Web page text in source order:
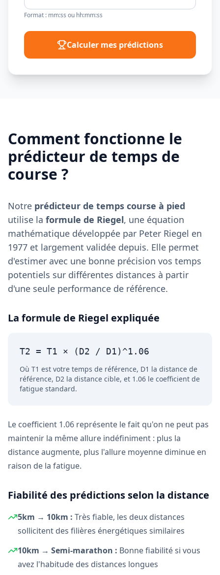
Format : mm:ss ou hh:mm:ss
Calculer mes prédictions
Comment fonctionne le
prédicteur de temps de
course ?
Notre prédicteur de temps course à pied
utilise la formule de Riegel, une équation
mathématique développée par Peter Riegel en
1977 et largement validée depuis. Elle permet
d'estimer avec une bonne précision vos temps
potentiels sur différentes distances à partir
d'une seule performance de référence.
La formule de Riegel expliquée
T2 = T1 × (D2 / D1)^1.06
Où T1 est votre temps de référence, D1 la distance de
référence, D2 la distance cible, et 1.06 le coefficient de
fatigue standard.
Le coefficient 1.06 représente le fait qu'on ne peut pas
maintenir la même allure indéfiniment : plus la
distance augmente, plus l'allure moyenne diminue en
raison de la fatigue.
Fiabilité des prédictions selon la distance
5km → 10km : Très fiable, les deux distances
sollicitent des filières énergétiques similaires
10km → Semi-marathon : Bonne fiabilité si vous
avez l'habitude des distances longues